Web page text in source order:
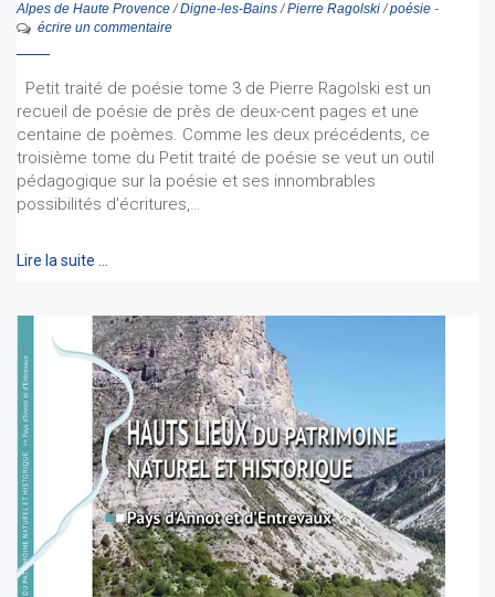
Alpes de Haute Provence/Digne-les-Bains/Pierre Ragolski/poésie -
écrire un commentaire
Petit traité de poésie tome 3 de Pierre Ragolski est un
recueil de poésie de près de deux-cent pages et une
centaine de poèmes. Comme les deux précédents, ce
troisième tome du Petit traité de poésie se veut un outil
pédagogique sur la poésie et ses innombrables
possibilités d'écritures,…
Lire la suite …